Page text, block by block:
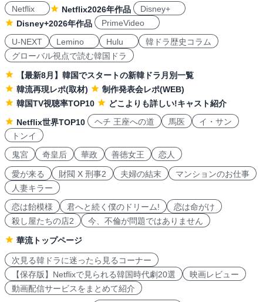
Netflix
Netflix2026年作品
Disney+
Disney+2026年作品
PrimeVideo
U-NEXT
Lemino Hulu
韓ドラ歴史コラム
グローバル視点で読む韓国ドラ
【最新8月】韓国でスタートの新韓ドラ月別一覧
韓流再現レポ(取材)
制作発表会レポ(WEB)
韓国TV視聴率TOP10
どこよりも詳しい!キャスト紹介
Netflix世界TOP10
ヘチ 王座への道 馬医
イ・サン
トンイ
鬼宮
奇皇后 華政 善徳女王 恋人
愛が来る 財閥 X 刑事2 夫婦の結末
マンションのお仕事
人妻キラー
恋は飴模様
君へと続く僕のドリーム!
恋は命がけ
殺し屋たちの店2
今、不倫が問題ではありません
華流トップページ
次見る韓ドラに迷ったら見るコーナー
【保存版】Netflixで見られる韓国時代劇20選
映画レビュー
動画配信サービスをまとめて紹介